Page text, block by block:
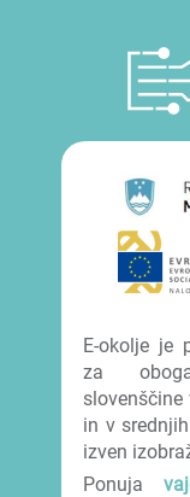
E-okolje je
za
in v
izven
Ponuja